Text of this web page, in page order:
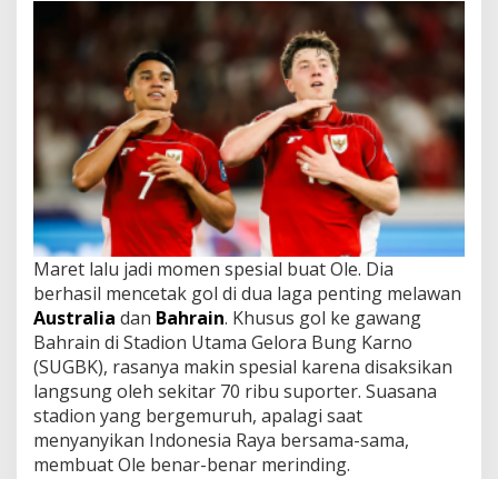
Maret lalu jadi momen spesial buat Ole. Dia
berhasil mencetak gol di dua laga penting melawan
Australia dan Bahrain. Khusus gol ke gawang
Bahrain di Stadion Utama Gelora Bung Karno
(SUGBK), rasanya makin spesial karena disaksikan
langsung oleh sekitar 70 ribu suporter. Suasana
stadion yang bergemuruh, apalagi saat
menyanyikan Indonesia Raya bersama-sama,
membuat Ole benar-benar merinding.